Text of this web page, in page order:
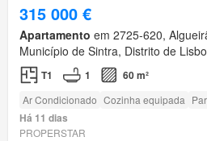
315 000 €
Apartamento em 2725-620,
Município de Sintra, Distrito de
T1 1 60 m²
Ar Condicionado Cozinha equipada
Há 11 dias
PROPERSTAR